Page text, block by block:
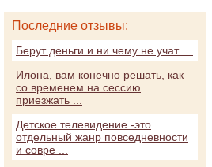
Последние отзывы:
Берут деньги и ни чему не учат. ...
Илона, вам конечно решать, как
со временем на сессию
приезжать ...
Детское телевидение -это
отдельный жанр повседневности
и совре ...